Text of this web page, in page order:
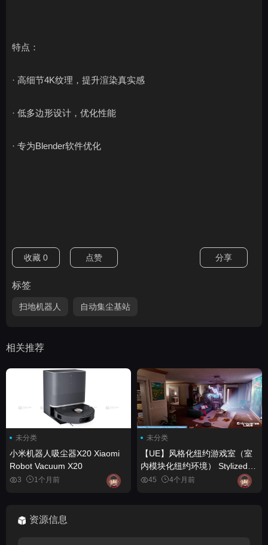
特点：
· 高细节4K纹理，提升渲染真实感
· 低多边形设计，优化性能
· 专为Blender软件优化
收藏 0 点赞 分享
标签
扫地机器人 自动集尘基站
相关推荐
未分类
小米机器人吸尘器X20 Xiaomi
Robot Vacuum X20
3 1个月前
未分类
【UE】风格化纽约游戏室（室
内模块化纽约环境） Stylized
New York Gaming Room (
45 4个月前
资源信息